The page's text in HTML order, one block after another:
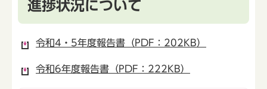
進捗状況について
令和4・5年度報告書（PDF：202KB）
令和6年度報告書（PDF：222KB）